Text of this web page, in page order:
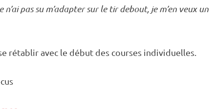
pas su m’adapter sur le tirdebout, je m’en veux un
rétablir avec le début des courses individuelles.